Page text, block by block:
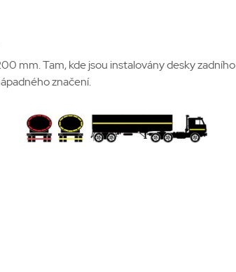
mm. Tam, kde jsou instalovány desky zadního
značení.